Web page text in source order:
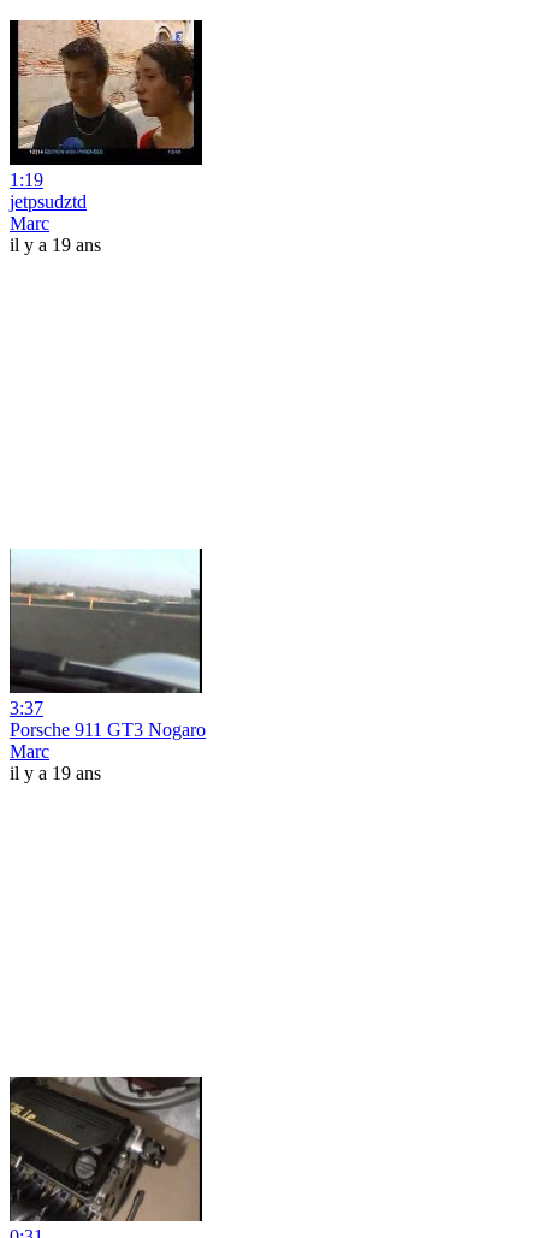
1:19
jetpsudztd
Marc
il y a 19 ans
3:37
Porsche 911 GT3 Nogaro
Marc
il y a 19 ans